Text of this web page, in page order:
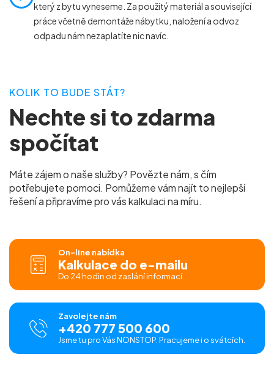
který z bytu vyneseme. Za použitý materiál a související
práce včetně demontáže nábytku, naložení a odvoz
odpadu nám nezaplatíte nic navíc.
KOLIK TO BUDE STÁT?
Nechte si to zdarma
spočítat
Máte zájem o naše služby? Povězte nám, s čím
potřebujete pomoci. Pomůžeme vám najít to nejlepší
řešení a připravíme pro vás kalkulaci na míru.
On-line nabídka
Kalkulace do e-mailu
Do 24 hodin od zaslání informací.
Zavolejte nám
+420 777 500 600
Jsme tu pro Vás NONSTOP. Pracujeme i o svátcích.